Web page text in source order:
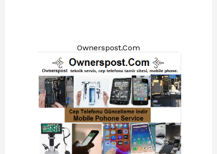
Ownerspost.Com